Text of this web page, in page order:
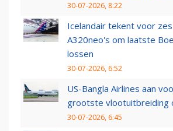
30-07-2026, 8:22
Icelandair tekent voor
A320neo's om laatste
lossen
30-07-2026, 6:52
US-Bangla Airlines aan
grootste vlootuitbreiding
30-07-2026, 6:45